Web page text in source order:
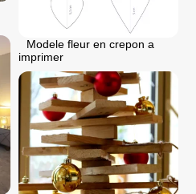
Modele fleur en crepon a
imprimer